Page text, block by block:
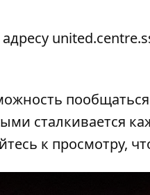
сталкивается
к просмотру,